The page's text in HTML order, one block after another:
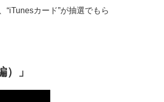
カード”が抽選でもら
」